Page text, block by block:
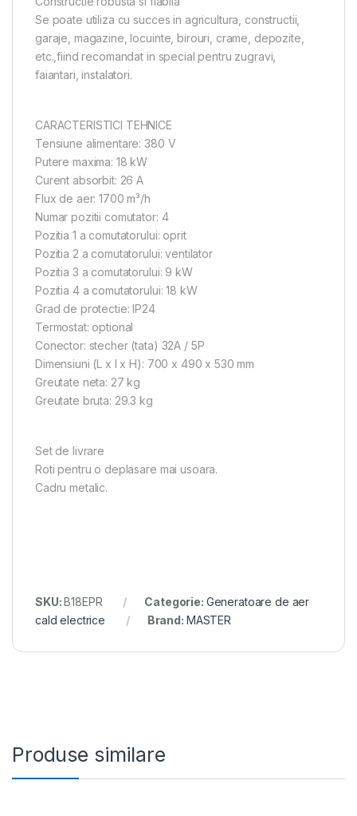
Se poate utiliza cu succes in agricultura, constructii,
garaje, magazine, locuinte, birouri, crame, depozite,
etc.,fiind recomandat in special pentru zugravi,
faiantari, instalatori.
CARACTERISTICI TEHNICE
Tensiune alimentare: 380 V
Putere maxima: 18 kW
Curent absorbit: 26 A
Flux de aer: 1700 m³/h
Numar pozitii comutator: 4
Pozitia 1 a comutatorului: oprit
Pozitia 2 a comutatorului: ventilator
Pozitia 3 a comutatorului: 9 kW
Pozitia 4 a comutatorului: 18 kW
Grad de protectie: IP24
Termostat: optional
Conector: stecher (tata) 32A / 5P
Dimensiuni (L x l x H): 700 x 490 x 530 mm
Greutate neta: 27 kg
Greutate bruta: 29.3 kg
Set de livrare
Roti pentru o deplasare mai usoara.
Cadru metalic.
SKU:B18EPR Categorie: Generatoare de aer
cald electrice
Brand: MASTER
Produse similare